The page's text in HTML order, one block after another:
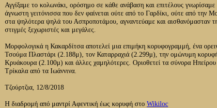
Αγγίξαμε το κολωνάκι, ορόσημο σε κάθε ανάβαση και επιτέλους
άγνωστη γειτόνισσα που δεν φαίνεται ούτε από το Γαρδίκι, ούτε από
στα ψηλότερα ψηλά του Ασπροποτάμου, αγναντεύαμε και αισθανόμασταν
στιγμές ξεχωριστές και μεγάλες.
Μορφολογικά η Κακαρδίτσα αποτελεί μια επιμήκη κορυφογραμμή, ένα
Τσούμα Πλαστάρι (2.188μ), τον Καταρραχιά (2.299μ), την ομώνυμη
Κρυάκουρα (2.100μ) και άλλες χαμηλότερες. Οριοθετεί τα σύνορα
Τρίκαλα από τα Ιωάννινα.
Τζούρτζια, 12/8/2018
Η διαδρομή από μαντρί Αφεντική έως κορυφή στο Wikiloc